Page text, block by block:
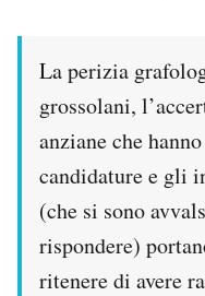
Area Personale
Regala il Post
Hai bisogno di
Esci
La perizia
grossolani,
anziane che
candidature e gli
(che si sono
rispondere)
ritenere di avere